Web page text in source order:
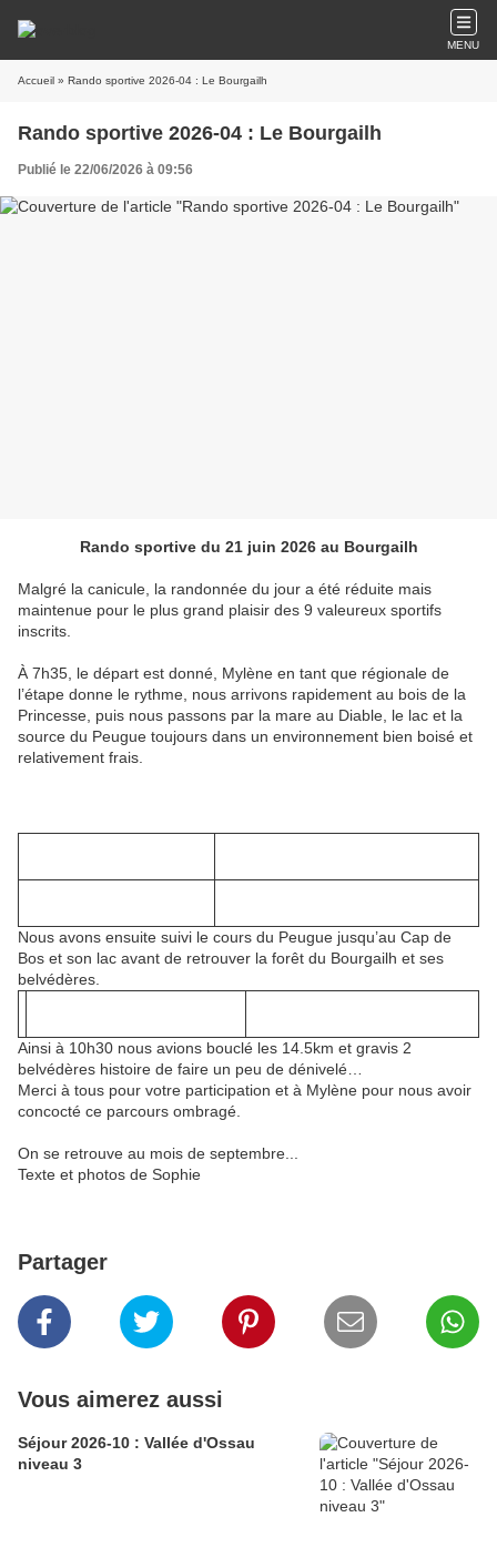
MENU
Accueil » Rando sportive 2026-04 : Le Bourgailh
Rando sportive 2026-04 : Le Bourgailh
Publié le 22/06/2026 à 09:56
Rando sportive du 21 juin 2026 au Bourgailh
Malgré la canicule, la randonnée du jour a été réduite mais
maintenue pour le plus grand plaisir des 9 valeureux sportifs
inscrits.
À 7h35, le départ est donné, Mylène en tant que régionale de
l’étape donne le rythme, nous arrivons rapidement au bois de la
Princesse, puis nous passons par la mare au Diable, le lac et la
source du Peugue toujours dans un environnement bien boisé et
relativement frais.
Nous avons ensuite suivi le cours du Peugue jusqu’au Cap de
Bos et son lac avant de retrouver la forêt du Bourgailh et ses
belvédères.
Ainsi à 10h30 nous avions bouclé les 14.5km et gravis 2
belvédères histoire de faire un peu de dénivelé…
Merci à tous pour votre participation et à Mylène pour nous avoir
concocté ce parcours ombragé.
On se retrouve au mois de septembre...
Texte et photos de Sophie
Partager
Vous aimerez aussi
Séjour 2026-10 : Vallée d'Ossau
niveau 3